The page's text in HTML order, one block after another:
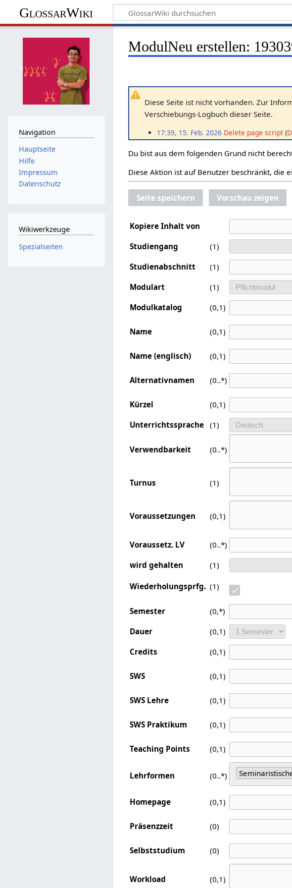
GlossarWiki
ModulNeu erstellen:
Diese Seite ist nicht vorhanden. Zur
Verschiebungs-Logbuch dieser Seite.
17:39, 15. Feb. 2026 Delete page script
Du bist aus dem folgenden Grund nicht
Diese Aktion ist auf Benutzer beschränkt, die
Seite speichern Vorschau zeigen
Kopiere Inhalt von
Studiengang (1)
Studienabschnitt (1)
Modulart (1)
Modulkatalog (0,1)
Name (0,1)
Name (englisch) (0,1)
Alternativnamen (0..*)
Kürzel (0,1)
Unterrichtssprache (1)
Verwendbarkeit (0..*)
Turnus (1)
Voraussetzungen (0,1)
Voraussetz. LV (0..*)
wird gehalten (1)
Wiederholungsprfg. (1)
Semester (0,*)
Dauer (0,1)
Credits (0,1)
SWS (0,1)
SWS Lehre (0,1)
SWS Praktikum (0,1)
Teaching Points (0,1)
Lehrformen (0..*)
Homepage (0,1)
Präsenzzeit (0)
Selbststudium (0)
Workload (0,1)
Navigation
Hauptseite
Hilfe
Impressum
Datenschutz
Wikiwerkzeuge
Spezialseiten